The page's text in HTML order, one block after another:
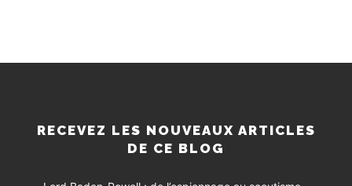
RECEVEZ LES NOUVEAUX ARTICLES
DE CE BLOG